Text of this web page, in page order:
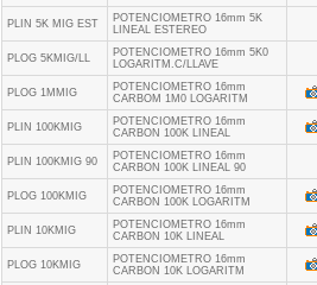
PLIN 5K MIG EST
POTENCIOMETRO 16mm 5K
LINEAL ESTEREO
PLOG 5KMIG/LL
POTENCIOMETRO 16mm 5K0
LOGARITM.C/LLAVE
PLOG 1MMIG
POTENCIOMETRO 16mm
CARBOM 1M0 LOGARITM
PLIN 100KMIG
POTENCIOMETRO 16mm
CARBON 100K LINEAL
PLIN 100KMIG 90
POTENCIOMETRO 16mm
CARBON 100K LINEAL 90
PLOG 100KMIG
POTENCIOMETRO 16mm
CARBON 100K LOGARITM
PLIN 10KMIG
POTENCIOMETRO 16mm
CARBON 10K LINEAL
PLOG 10KMIG
POTENCIOMETRO 16mm
CARBON 10K LOGARITM